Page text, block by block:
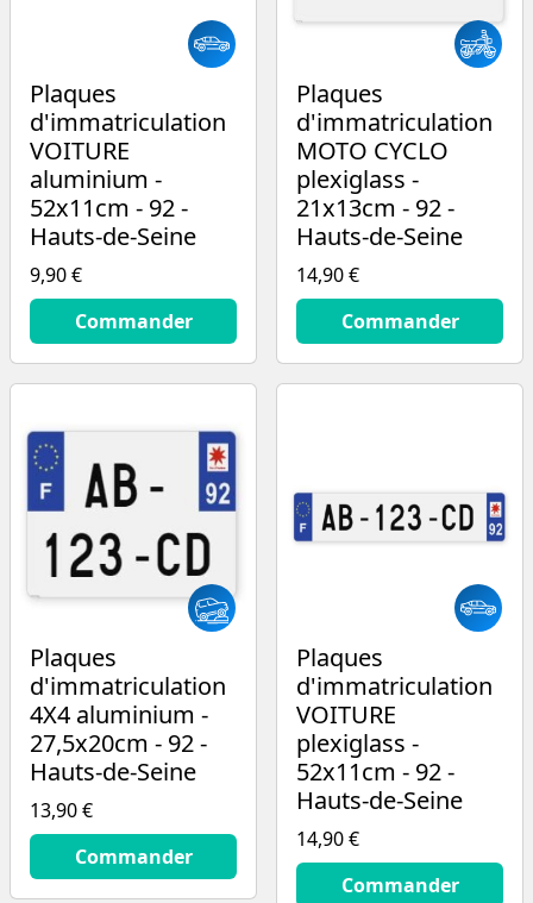
Plaques
d'immatriculation
VOITURE
aluminium -
52x11cm - 92 -
Hauts-de-Seine
9,90 €
9.9
Commander
Plaques
d'immatriculation
MOTO CYCLO
plexiglass -
21x13cm - 92 -
Hauts-de-Seine
14,90 €
14.9
€Commander
Plaques
d'immatriculation
4X4 aluminium -
27,5x20cm - 92 -
Hauts-de-Seine
13,90 €
13.9
€Commander
Plaques
d'immatriculation
VOITURE
plexiglass -
52x11cm - 92 -
Hauts-de-Seine
14,90 €
14.9
€Commander